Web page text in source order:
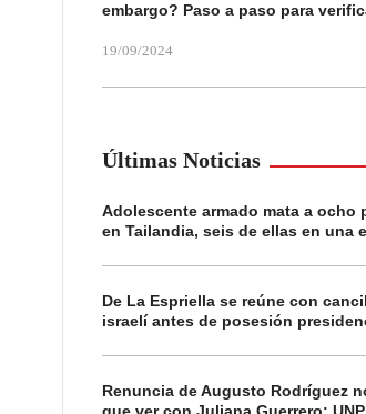
embargo? Paso a paso para
19/09/2024
Últimas Noticias
Adolescente armado mata a ocho
en Tailandia, seis de ellas en una
De La Espriella se reúne con
israelí antes de posesión
Renuncia de Augusto Rodríguez